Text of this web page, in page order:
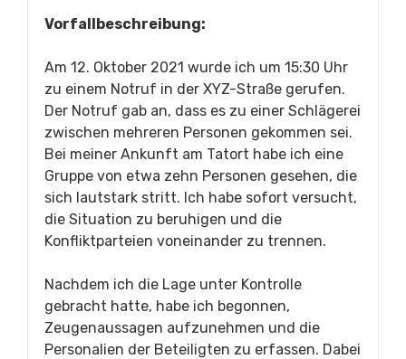
Vorfallbeschreibung:
Am 12. Oktober 2021 wurde ich um 15:30 Uhr
zu einem Notruf in der XYZ-Straße gerufen.
Der Notruf gab an, dass es zu einer Schlägerei
zwischen mehreren Personen gekommen sei.
Bei meiner Ankunft am Tatort habe ich eine
Gruppe von etwa zehn Personen gesehen, die
sich lautstark stritt. Ich habe sofort versucht,
die Situation zu beruhigen und die
Konfliktparteien voneinander zu trennen.
Nachdem ich die Lage unter Kontrolle
gebracht hatte, habe ich begonnen,
Zeugenaussagen aufzunehmen und die
Personalien der Beteiligten zu erfassen. Dabei